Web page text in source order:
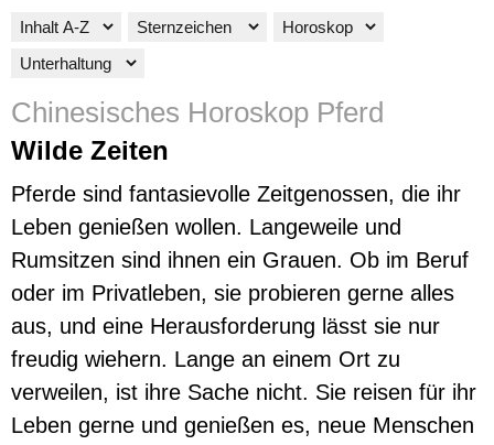
Chinesisches Horoskop Pferd
Wilde Zeiten
Pferde sind fantasievolle Zeitgenossen, die ihr
Leben genießen wollen. Langeweile und
Rumsitzen sind ihnen ein Grauen. Ob im Beruf
oder im Privatleben, sie probieren gerne alles
aus, und eine Herausforderung lässt sie nur
freudig wiehern. Lange an einem Ort zu
verweilen, ist ihre Sache nicht. Sie reisen für ihr
Leben gerne und genießen es, neue Menschen